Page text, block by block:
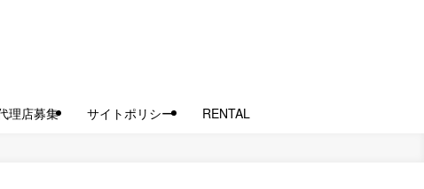
理店募集 サイトポリシー RENTAL